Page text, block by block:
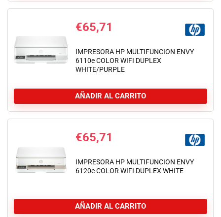
€65,71
IMPRESORA HP MULTIFUNCION ENVY
6110e COLOR WIFI DUPLEX
WHITE/PURPLE
AÑADIR AL CARRITO
€65,71
IMPRESORA HP MULTIFUNCION ENVY
6120e COLOR WIFI DUPLEX WHITE
AÑADIR AL CARRITO